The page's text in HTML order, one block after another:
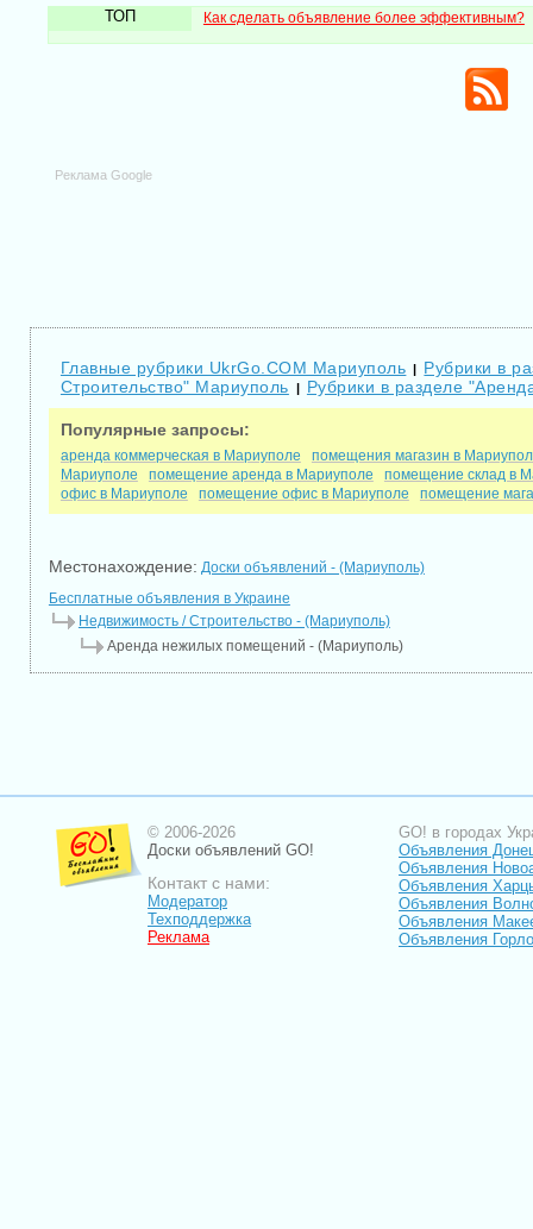
ТОП Как сделать объявление более эффективным?
Реклама Google
Главные рубрики UkrGo.COM Мариуполь | Рубрики в
Строительство" Мариуполь | Рубрики в разделе
Популярные запросы:
аренда коммерческая в Мариуполе
помещения магазин в
Мариуполе
помещение аренда в Мариуполе
помещение склад в
офис в Мариуполе
помещение офис в Мариуполе помещение
Местонахождение: Доски объявлений - (Мариуполь)
Бесплатные объявления в Украине
Недвижимость / Строительство - (Мариуполь)
Аренда нежилых помещений - (Мариуполь)
© 2006-2026
Доски объявлений GO!
Контакт с нами:
Модератор
Техподдержка
Реклама
GO! в городах
Объявления
Объявления
Объявления
Объявления
Объявления
Объявления